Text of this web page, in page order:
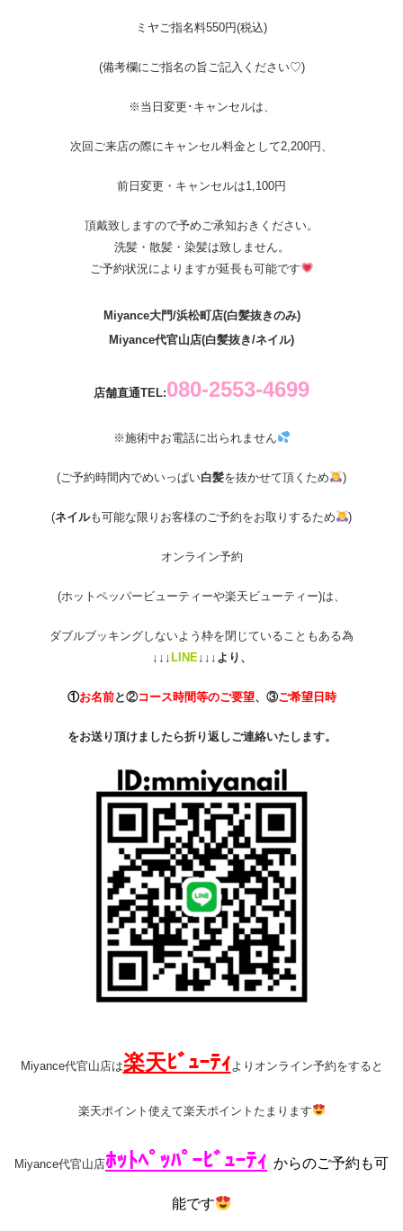
ミヤご指名料550円(税込)
(備考欄にご指名の旨ご記入ください♡)
※当日変更･キャンセルは、
次回ご来店の際にキャンセル料金として2,200円、
前日変更・キャンセルは1,100円
頂戴致しますので予めご承知おきください。
洗髪・散髪・染髪は致しません。
ご予約状況によりますが延長も可能です
Miyance大門/浜松町店(白髪抜きのみ)
Miyance代官山店(白髪抜き/ネイル)
店舗直通TEL:080-2553-4699
※施術中お電話に出られません
(ご予約時間内でめいっぱい白髪を抜かせて頂くため )
(ネイルも可能な限りお客様のご予約をお取りするため )
オンライン予約
(ホットペッパービューティーや楽天ビューティー)は、
ダブルブッキングしないよう枠を閉じていることもある為
↓↓↓ LINE↓↓↓より、
①お名前と②コース時間等のご要望、③ご希望日時
をお送り頂けましたら折り返しご連絡いたします。
Miyance代官山店は楽天ﾋﾞｭｰﾃｨよりオンライン予約をすると
楽天ポイント使えて楽天ポイントたまります
Miyance代官山店ﾎｯﾄﾍﾟｯﾊﾟｰﾋﾞｭｰﾃｨ からのご予約も可
能です